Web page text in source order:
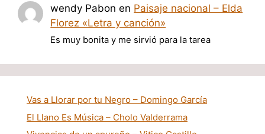
wendy Pabon en Paisaje nacional – Elda
Florez «Letra y canción»
Es muy bonita y me sirvió para la tarea
Vas a Llorar por tu Negro – Domingo García
El Llano Es Música – Cholo Valderrama